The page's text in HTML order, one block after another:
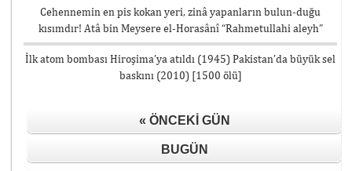
Cehennemin en pis kokan yeri, zinâ yapanların bulun-duğu
kısımdır! Atâ bin Meysere el-Horasânî “Rahmetullahi aleyh”
İlk atom bombası Hiroşima’ya atıldı (1945) Pakistan’da büyük sel
baskını (2010) [1500 ölü]
« ÖNCEKI GÜN
BUGÜN